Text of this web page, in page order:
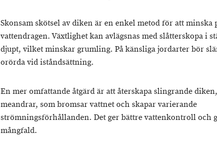
Skonsam skötsel av diken är en enkel metod för att minska
vattendragen. Växtlighet kan avlägsnas med slåtterskopa i
djupt, vilket minskar grumling. På känsliga jordarter bör
orörda vid iståndsättning.
En mer omfattande åtgärd är att återskapa slingrande
meandrar, som bromsar vattnet och skapar varierande
strömningsförhållanden. Det ger bättre vattenkontroll och
mångfald.